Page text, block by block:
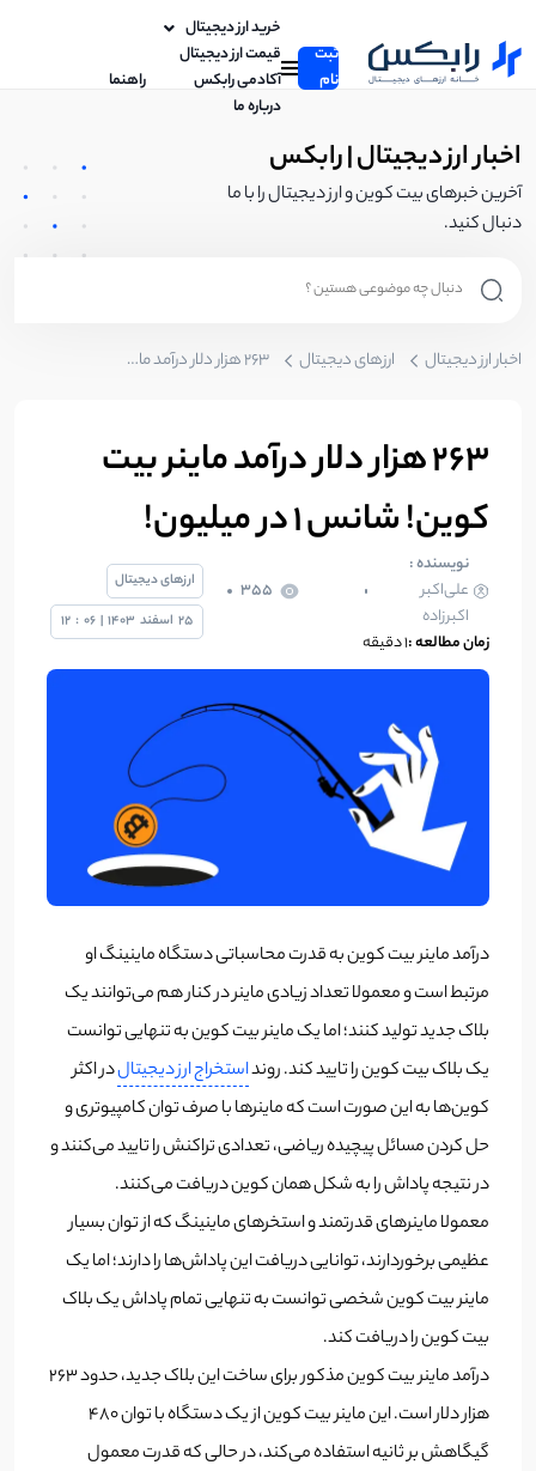
ثبت
نام
خرید ارز دیجیتال
قیمت ارز دیجیتال
آکادمی رابکس
راهنما
درباره ما
اخبار ارز دیجیتال | رابکس
آخرین خبرهای بیت کوین و ارز دیجیتال را با ما
دنبال کنید.
اخبار ارز دیجیتال ارزهای دیجیتال 263 هزار دلار درآمد ماینر بیت کوین! شانس 1 در میلیون!
263 هزار دلار درآمد ماینر بیت
کوین! شانس 1 در میلیون!
نویسنده :
علی‌اکبر
اکبرزاده
355
زمان مطالعه :1 دقیقه
ارزهای دیجیتال
25 اسفند 1403
|
06
:
12
درآمد ماینر بیت کوین به قدرت محاسباتی دستگاه ماینینگ او
مرتبط است و معمولا تعداد زیادی ماینر در کنار هم می‌توانند یک
بلاک جدید تولید کنند؛ اما یک ماینر بیت کوین به تنهایی توانست
یک بلاک بیت کوین را تایید کند. رونداستخراج ارز دیجیتالدر اکثر
کوین‌ها به این صورت است که ماینرها با صرف توان کامپیوتری و
حل کردن مسائل پیچیده ریاضی، تعدادی تراکنش را تایید می‌کنند و
در نتیجه پاداش را به شکل همان کوین دریافت می‌کنند.
معمولا ماینرهای قدرتمند و استخرهای ماینینگ که از توان بسیار
عظیمی برخوردارند، توانایی دریافت این پاداش‌ها را دارند؛ اما یک
ماینر بیت کوین شخصی توانست به تنهایی تمام پاداش یک بلاک
بیت کوین را دریافت کند.
درآمد ماینر بیت کوین مذکور برای ساخت این بلاک جدید، حدود 263
هزار دلار است. این ماینر بیت کوین از یک دستگاه با توان 480
گیگاهش بر ثانیه استفاده می‌کند، در حالی که قدرت معمول